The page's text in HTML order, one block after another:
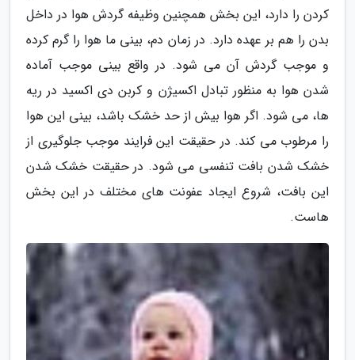
کردن را دارد، این بخش همچنین وظیفه گردش هوا در داخل
بدن را هم بر عهده دارد. در زمان دم، بینی ما هوا را گرم کرده
و موجب گردش آن می شود. در واقع بینی موجب آماده
شدن هوا به منظور تبادل اکسیژن و کربن دی اکسید در ریه
ها، می شود. اگر هوا بیش از حد خشک باشد، بینی این هوا
را مرطوب می کند. در حقیقت این فرایند موجب جلوگیری از
خشک شدن بافت تنفسی می شود. در حقیقت خشک شدن
این بافت، شروع ایجاد عفونت های مختلف در این بخش
هاست.